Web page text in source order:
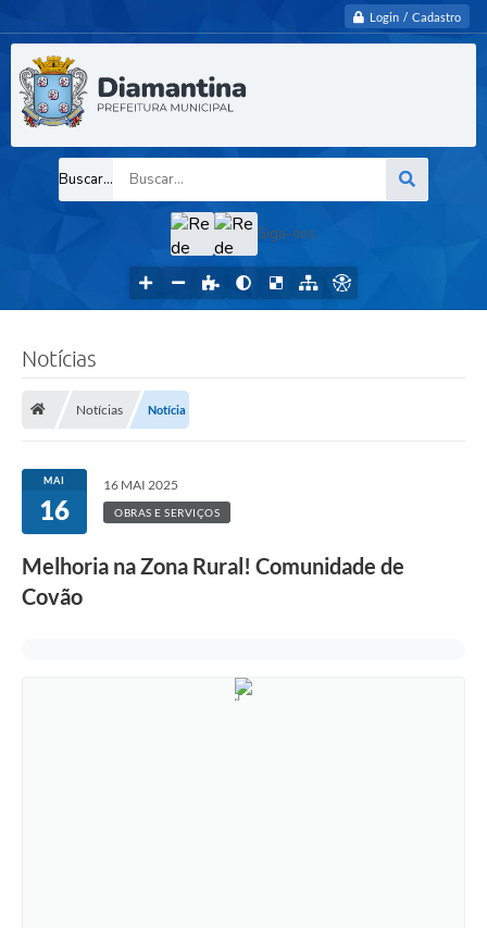
Login / Cadastro
Buscar...
Siga-nos
Notícias
Notícias Notícia
MAI
16
16 MAI 2025
OBRAS E SERVIÇOS
Melhoria na Zona Rural! Comunidade de
Covão